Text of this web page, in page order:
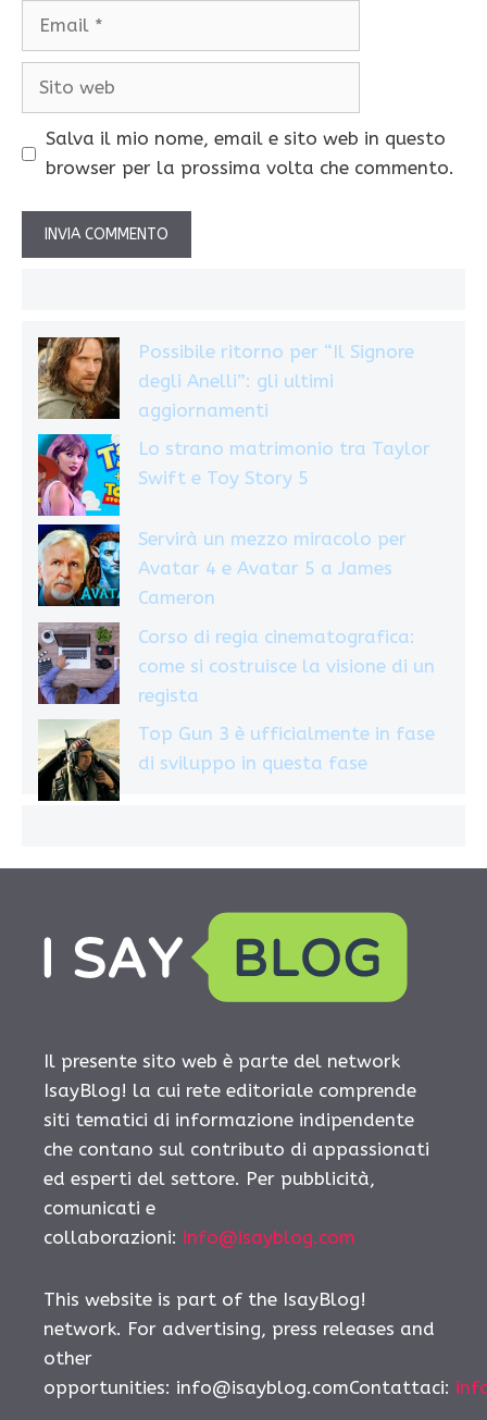
Email
Sito
Salva il mio nome, email e sito web in questo
browser per la prossima volta che commento.
Possibile ritorno per “Il Signore
degli Anelli”: gli ultimi
aggiornamenti
Lo strano matrimonio tra Taylor
Swift e Toy Story 5
Servirà un mezzo miracolo per
Avatar 4 e Avatar 5 a James
Cameron
Corso di regia cinematografica:
come si costruisce la visione di un
regista
Top Gun 3 è ufficialmente in fase
di sviluppo in questa fase
Il presente sito web è parte del network
IsayBlog! la cui rete editoriale comprende
siti tematici di informazione indipendente
che contano sul contributo di appassionati
ed esperti del settore. Per pubblicità,
comunicati e
collaborazioni: info@isayblog.com
This website is part of the IsayBlog!
network. For advertising, press releases and
other
opportunities: info@isayblog.comContattaci: